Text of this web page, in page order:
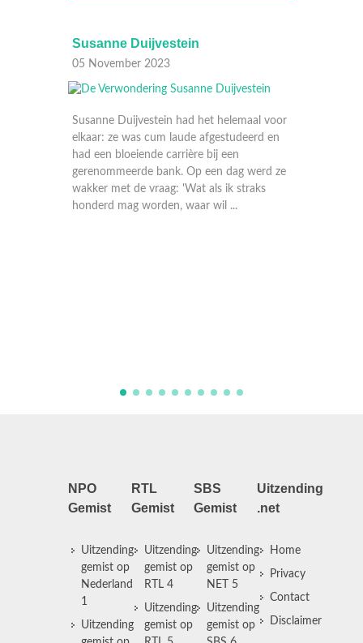
Duijvestein
Duijvestein had het helemaal voor
was cum laude afgestudeerd en
bloeiende carrière bij een
bank. Op een dag werd ze
de vraag: 'Wat als ik straks
mag worden, waar wil ...
NPO
Gemist
Uitzending
gemist op
Nederland
1
Uitzending
RTL
Gemist
Uitzending
gemist op
RTL 4
Uitzending
gemist op
SBS
Gemist
Uitzending
gemist op
NET 5
Uitzending
gemist op
Uitzending
.net
Home
Privacy
Contact
Disclaimer